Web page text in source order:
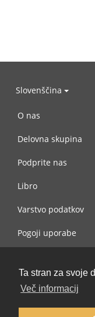
Ta stran za svoje
Več informacij
Slovenščina
O nas
Delovna skupina
Podprite nas
Libro
Varstvo podatkov
Pogoji uporabe